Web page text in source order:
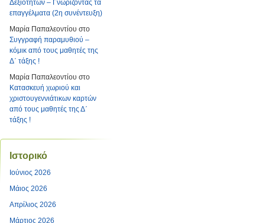
Δεξιοτήτων – Γνωρίζοντας τα
επαγγέλματα (2η συνέντευξη)
Μαρία Παπαλεοντίου στο
Συγγραφή παραμυθιού –
κόμικ από τους μαθητές της
Δ΄ τάξης !
Μαρία Παπαλεοντίου στο
Κατασκευή χωριού και
χριστουγεννιάτικων καρτών
από τους μαθητές της Δ΄
τάξης !
Ιστορικό
Ιούνιος 2026
Μάιος 2026
Απρίλιος 2026
Μάρτιος 2026